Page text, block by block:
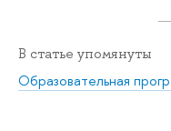
В статье упомянуты
Образовательная